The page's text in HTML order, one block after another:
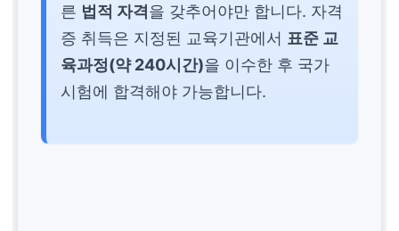
른 법적 자격을 갖추어야만 합니다. 자격
증 취득은 지정된 교육기관에서 표준 교
육과정(약 240시간)을 이수한 후 국가
시험에 합격해야 가능합니다.